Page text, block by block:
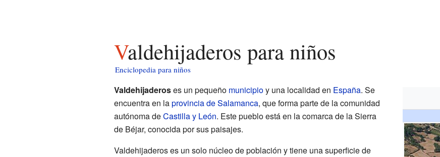
Valdehijaderos para niños
Enciclopedia para niños
Valdehijaderoses un pequeño municipioy una localidad en España. Se
encuentra en laprovincia de Salamanca, que forma parte de la comunidad
autónoma deCastilla y León. Este pueblo está en la comarca de la Sierra
de Béjar, conocida por sus paisajes.
Valdehijaderos es un solo núcleo de población y tiene una superficie de